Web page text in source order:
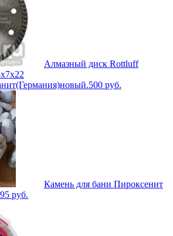
Алмазный диск Rottluff
500 руб.
Камень для бани Пироксенит
95 руб.